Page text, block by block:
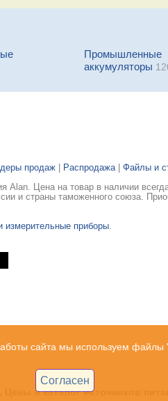
Промышленные
аккумуляторы
продаж Распродажа| Файлы и
Alan. Цена на товар в наличии
и страны таможенного союза.
измерительные приборы.
сайта мы используем файлы
Согласен
и каталог источников